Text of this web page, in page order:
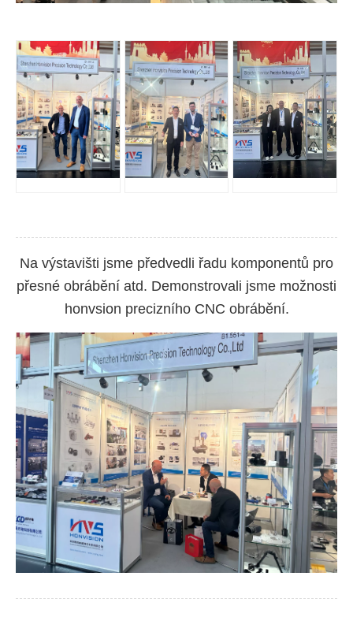
Na výstavišti jsme předvedli řadu komponentů pro
přesné obrábění atd. Demonstrovali jsme možnosti
honvsion precizního CNC obrábění.